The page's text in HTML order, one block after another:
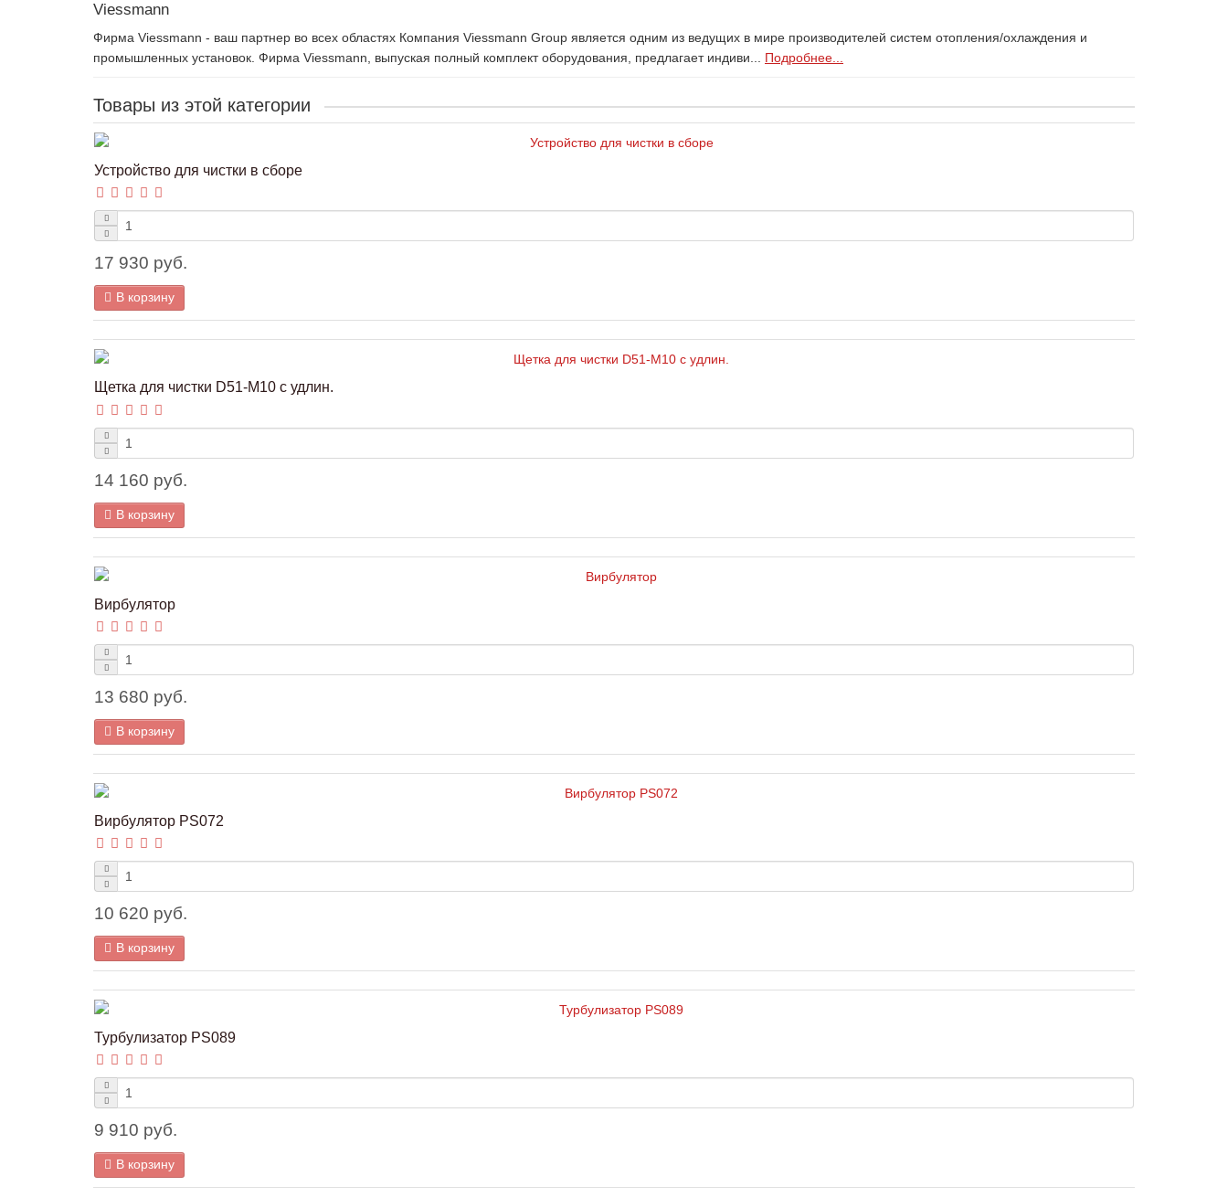
Viessmann
Фирма Viessmann - ваш партнер во всех областях Компания Viessmann Group является одним из ведущих в мире производителей систем отопления/охлаждения и
промышленных установок. Фирма Viessmann, выпуская полный комплект оборудования, предлагает индиви... Подробнее...
Товары из этой категории
Устройство для чистки в сборе
17 930 руб.
В корзину
Щетка для чистки D51-M10 с удлин.
14 160 руб.
В корзину
Вирбулятор
13 680 руб.
В корзину
Вирбулятор PS072
10 620 руб.
В корзину
Турбулизатор PS089
9 910 руб.
В корзину